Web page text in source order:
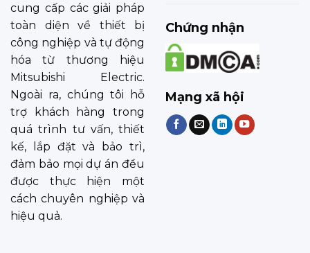
cung cấp các giải pháp
toàn diện về thiết bị
công nghiệp và tự động
hóa từ thương hiệu
Mitsubishi Electric.
Ngoài ra, chúng tôi hỗ
trợ khách hàng trong
quá trình tư vấn, thiết
kế, lắp đặt và bảo trì,
đảm bảo mọi dự án đều
được thực hiện một
cách chuyên nghiệp và
hiệu quả.
Chứng nhận
Mạng xã hội